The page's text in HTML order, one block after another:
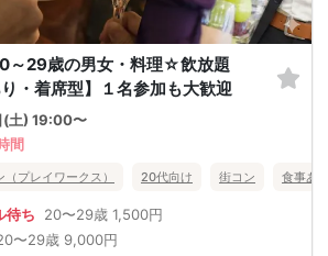
～29歳の男女・料理☆飲放題
・着席型】１名参加も大歓迎
(土) 19:00〜
間
プレイワークス） 20代向け 街コン 食事あ
待ち 20〜29歳 1,500円
〜29歳 9,000円